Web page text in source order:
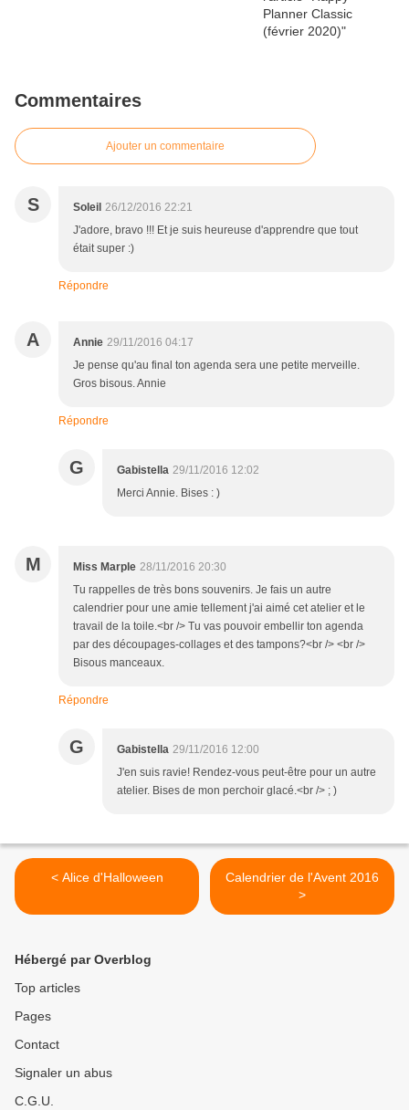
Commentaires
Ajouter un commentaire
S Soleil 26/12/2016 22:21
J'adore, bravo !!! Et je suis heureuse d'apprendre que tout
était super :)
Répondre
A Annie 29/11/2016 04:17
Je pense qu'au final ton agenda sera une petite merveille.
Gros bisous. Annie
Répondre
G Gabistella 29/11/2016 12:02
Merci Annie. Bises : )
M Miss Marple 28/11/2016 20:30
Tu rappelles de très bons souvenirs. Je fais un autre
calendrier pour une amie tellement j'ai aimé cet atelier et le
travail de la toile.<br /> Tu vas pouvoir embellir ton agenda
par des découpages-collages et des tampons?<br /> <br />
Bisous manceaux.
Répondre
G Gabistella 29/11/2016 12:00
J'en suis ravie! Rendez-vous peut-être pour un autre
atelier. Bises de mon perchoir glacé.<br /> ; )
< Alice d'Halloween
Calendrier de l'Avent 2016
>
Hébergé par Overblog
Top articles
Pages
Contact
Signaler un abus
C.G.U.